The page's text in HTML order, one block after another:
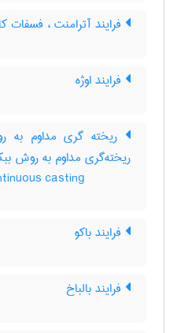
فرایند آترامنت ، فسفات
فرایند اوژه
ریخته گری مداوم
ریخته‌گری مداوم به روش
casting
فرایند باکو
فرایند بالباخ